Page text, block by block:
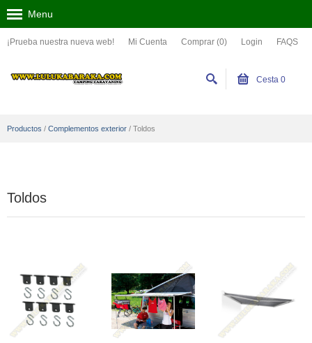
¡Prueba nuestra nueva web! Mi Cuenta Comprar (0) Login FAQS
Menu
Cesta 0
Productos / Complementos exterior / Toldos
Toldos